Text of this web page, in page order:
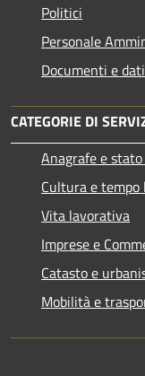
Politici
Personale
Documenti e dati
CATEGORIE DI
Anagrafe e
Cultura e tempo
Vita lavorativa
Imprese e
Catasto e
Mobilità e